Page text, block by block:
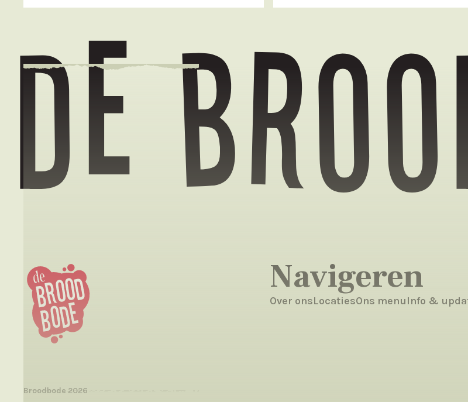
De
Navigeren
Over onsLocatiesOns menuInfo &
Broodbode 2026